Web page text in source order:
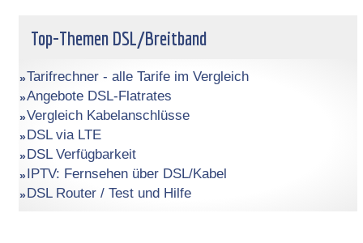
Top-Themen DSL/Breitband
Tarifrechner - alle Tarife im Vergleich
Angebote DSL-Flatrates
Vergleich Kabelanschlüsse
DSL via LTE
DSL Verfügbarkeit
IPTV: Fernsehen über DSL/Kabel
DSL Router / Test und Hilfe